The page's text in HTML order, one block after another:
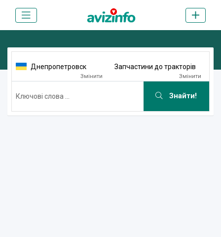
Днепропетровск
Змінити
Запчастини до тракторів
Змінити
Знайти!